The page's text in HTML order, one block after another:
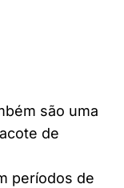
são uma
de
períodos de